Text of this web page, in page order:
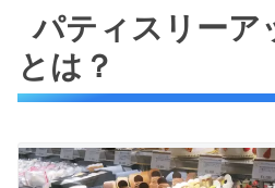
パティスリーアッシュユ
４選
ムース・オ・ショコ
クレーム･ブリュレ
パティスリーア
とは？